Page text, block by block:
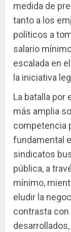
medida de
tanto a los
políticos a
salario
escalada en
la iniciativa
La batalla por
más amplia
competencia
fundamental
sindicatos
pública, a
mínimo,
eludir la
contrasta con